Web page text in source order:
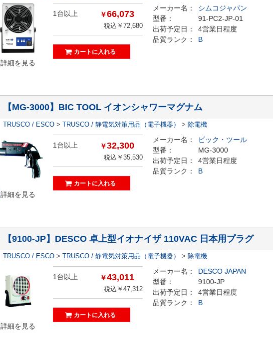
詳細を見る
1台以上 ￥66,073
税込￥72,680
メーカー名：
シムコジャパン
型番：
91-PC2-JP-01
出荷予定日：
4営業日程度
品質ランク：
B
【MG-3000】BIC TOOL イオンシャワーマグナム
TRUSCO / ESCO > TRUSCO / 静電気対策用品（電子機器） > 除電機
詳細を見る
1台以上 ￥32,300
税込￥35,530
メーカー名：
ビック・ツール
型番：
MG-3000
出荷予定日：
4営業日程度
品質ランク：
B
【9100-JP】DESCO 卓上型イオナイザ 110VAC 日本用プラグ
TRUSCO / ESCO > TRUSCO / 静電気対策用品（電子機器） > 除電機
詳細を見る
1台以上 ￥43,011
税込￥47,312
メーカー名：
DESCO JAPAN
型番：
9100-JP
出荷予定日：
4営業日程度
品質ランク：
B